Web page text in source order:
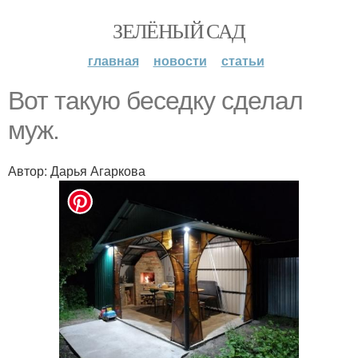
ЗЕЛЁНЫЙ САД
главная новости статьи
Вот такую беседку сделал
муж.
Автор: Дарья Агаркова